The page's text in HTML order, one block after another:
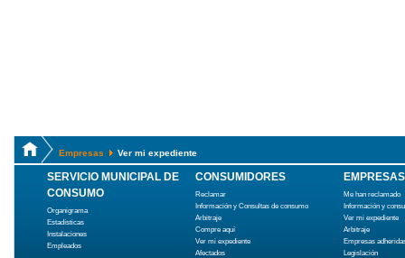
Empresas Ver mi expediente
SERVICIO MUNICIPAL DE
CONSUMO
Organigrama
Estadísticas
Instalaciones
Empleados
CONSUMIDORES
Reclamar
Información y Consultas de consumo
Arbitraje
Compre aquí
Ver mi expediente
Afectados
EMPRESAS
Me han reclamado
Información y
Ver mi expediente
Arbitraje
Empresas
Legislación